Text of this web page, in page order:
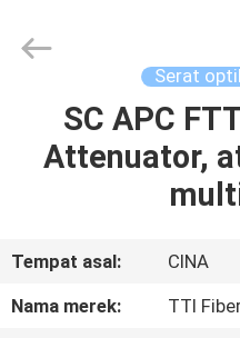
RUMAH
TENTANG
KAMI
Tech.
Serat
SC APC
Attenuator,
Tempat asal:
CINA
Nama merek:
TTI